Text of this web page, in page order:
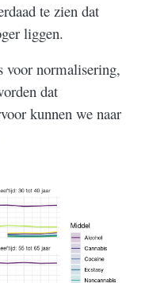
te zien dat
liggen.
normalisering,
dat
kunnen we naar